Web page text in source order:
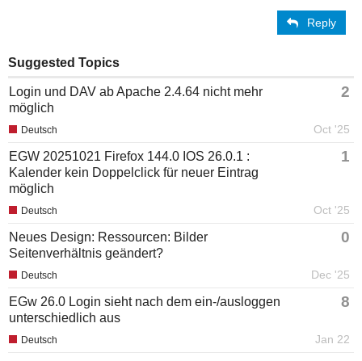
Reply
Suggested Topics
Login und DAV ab Apache 2.4.64 nicht mehr
möglich
2
Oct '25
Deutsch
EGW 20251021 Firefox 144.0 IOS 26.0.1 :
Kalender kein Doppelclick für neuer Eintrag
möglich
1
Oct '25
Deutsch
Neues Design: Ressourcen: Bilder
Seitenverhältnis geändert?
0
Dec '25
Deutsch
EGw 26.0 Login sieht nach dem ein-/ausloggen
unterschiedlich aus
8
Jan 22
Deutsch